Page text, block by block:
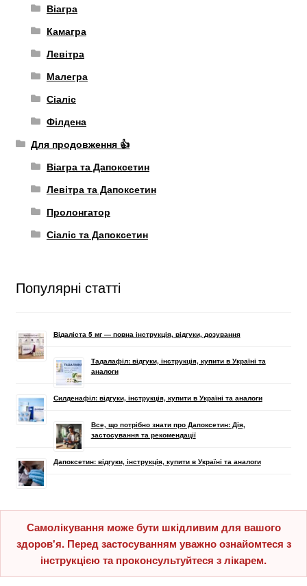
Віагра
Камагра
Левітра
Малегра
Сіаліс
Філдена
Для продовження 👍
Віагра та Дапоксетин
Левітра та Дапоксетин
Пролонгатор
Сіаліс та Дапоксетин
Популярні статті
Відаліста 5 мг — повна інструкція, відгуки, дозування
Тадалафіл: відгуки, інструкція, купити в Україні та
аналоги
Силденафіл: відгуки, інструкція, купити в Україні та аналоги
Все, що потрібно знати про Дапоксетин: Дія,
застосування та рекомендації
Дапоксетин: відгуки, інструкція, купити в Україні та аналоги
Самолікування може бути шкідливим для вашого
здоров'я. Перед застосуванням уважно ознайомтеся з
інструкцією та проконсультуйтеся з лікарем.